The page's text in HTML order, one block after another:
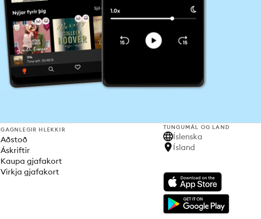
GAGNLEGIR HLEKKIR
Aðstoð
Áskriftir
Kaupa gjafakort
Virkja gjafakort
TUNGUMÁL OG LAND
Íslenska
Ísland